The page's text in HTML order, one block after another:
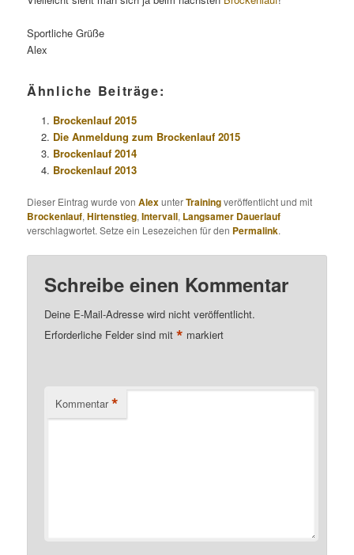
Sportliche Grüße
Alex
Ähnliche Beiträge:
Brockenlauf 2015
Die Anmeldung zum Brockenlauf 2015
Brockenlauf 2014
Brockenlauf 2013
Dieser Eintrag wurde vonAlexunterTrainingveröffentlicht und mit
Brockenlauf,Hirtenstieg,Intervall, Langsamer Dauerlauf
verschlagwortet. Setze ein Lesezeichen für den Permalink.
Schreibe einen Kommentar
Deine E-Mail-Adresse wird nicht veröffentlicht.
Erforderliche Felder sind mit* markiert
Kommentar *